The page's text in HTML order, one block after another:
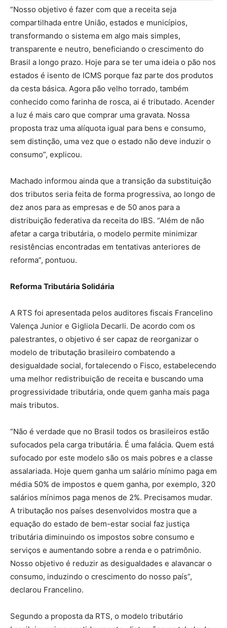
“Nosso objetivo é fazer com que a receita seja
compartilhada entre União, estados e municípios,
transformando o sistema em algo mais simples,
transparente e neutro, beneficiando o crescimento do
Brasil a longo prazo. Hoje para se ter uma ideia o pão nos
estados é isento de ICMS porque faz parte dos produtos
da cesta básica. Agora pão velho torrado, também
conhecido como farinha de rosca, ai é tributado. Acender
a luz é mais caro que comprar uma gravata. Nossa
proposta traz uma alíquota igual para bens e consumo,
sem distinção, uma vez que o estado não deve induzir o
consumo”, explicou.
Machado informou ainda que a transição da substituição
dos tributos seria feita de forma progressiva, ao longo de
dez anos para as empresas e de 50 anos para a
distribuição federativa da receita do IBS. “Além de não
afetar a carga tributária, o modelo permite minimizar
resistências encontradas em tentativas anteriores de
reforma”, pontuou.
Reforma Tributária Solidária
A RTS foi apresentada pelos auditores fiscais Francelino
Valença Junior e Gigliola Decarli. De acordo com os
palestrantes, o objetivo é ser capaz de reorganizar o
modelo de tributação brasileiro combatendo a
desigualdade social, fortalecendo o Fisco, estabelecendo
uma melhor redistribuição de receita e buscando uma
progressividade tributária, onde quem ganha mais paga
mais tributos.
“Não é verdade que no Brasil todos os brasileiros estão
sufocados pela carga tributária. É uma falácia. Quem está
sufocado por este modelo são os mais pobres e a classe
assalariada. Hoje quem ganha um salário mínimo paga em
média 50% de impostos e quem ganha, por exemplo, 320
salários mínimos paga menos de 2%. Precisamos mudar.
A tributação nos países desenvolvidos mostra que a
equação do estado de bem-estar social faz justiça
tributária diminuindo os impostos sobre consumo e
serviços e aumentando sobre a renda e o patrimônio.
Nosso objetivo é reduzir as desigualdades e alavancar o
consumo, induzindo o crescimento do nosso país”,
declarou Francelino.
Segundo a proposta da RTS, o modelo tributário